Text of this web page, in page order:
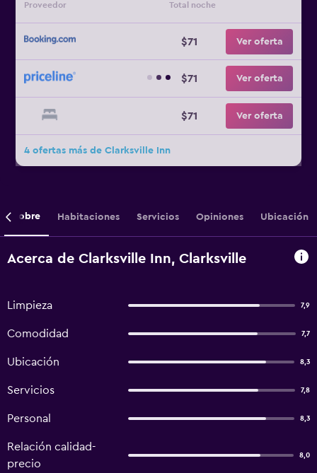
Proveedor Total noche
$71 Ver oferta
$71 Ver oferta
$71 Ver oferta
4 ofertas más de Clarksville Inn
Sobre Habitaciones Servicios Opiniones Ubicación
Acerca de Clarksville Inn, Clarksville
Limpieza 7,9
Comodidad 7,7
Ubicación 8,3
Servicios 7,8
Personal 8,3
Relación calidad-
precio
8,0